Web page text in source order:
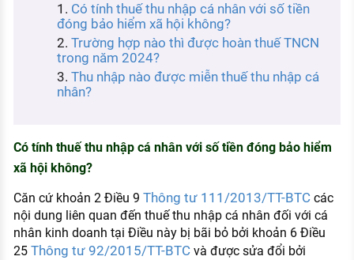
KHÁM PHÁ NGHỀ NGHIỆP
Tử vi nghề nghiệp
Kỹ năng nghề nghiệp
Xu hướng việc làm
XÂY DỰNG VÀ PHÁT TRIỂN ĐỘI NGŨ
NHÂN SỰ
TUYỂN DỤNG VIỆC LÀM
Có tính thuế thu nhập cá nhân với số tiền
đóng bảo hiểm xã hội không?
Trường hợp nào thì được hoàn thuế TNCN
trong năm 2024?
Thu nhập nào được miễn thuế thu nhập cá
nhân?
Có tính thuế thu nhập cá nhân với số tiền đóng bảo hiểm
xã hội không?
Căn cứ khoản 2 Điều 9 Thông tư 111/2013/TT-BTCcác
nội dung liên quan đến thuế thu nhập cá nhân đối với cá
nhân kinh doanh tại Điều này bị bãi bỏ bởi khoản 6 Điều
25 Thông tư 92/2015/TT-BTCvà được sửa đổi bởi